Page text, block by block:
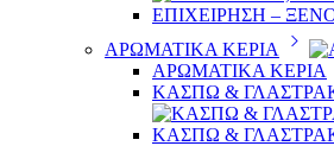
ΕΠΙΧΕΙΡΗΣΗ –
ΑΡΩΜΑΤΙΚΑ ΚΕΡΙΑ
ΑΡΩΜΑΤΙΚΑ ΚΕΡΙΑ
ΚΑΣΠΩ &
ΚΑΣΠΩ &